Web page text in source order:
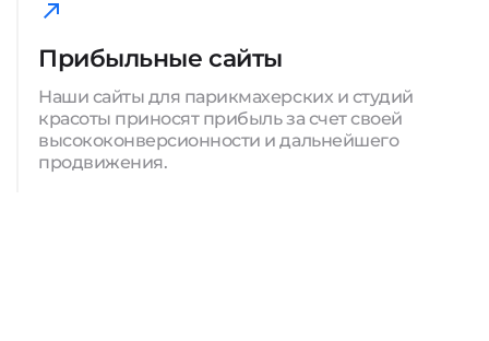
Прибыльные сайты
Наши сайты для парикмахерских и студий
красоты приносят прибыль за счет своей
высококонверсионности и дальнейшего
продвижения.